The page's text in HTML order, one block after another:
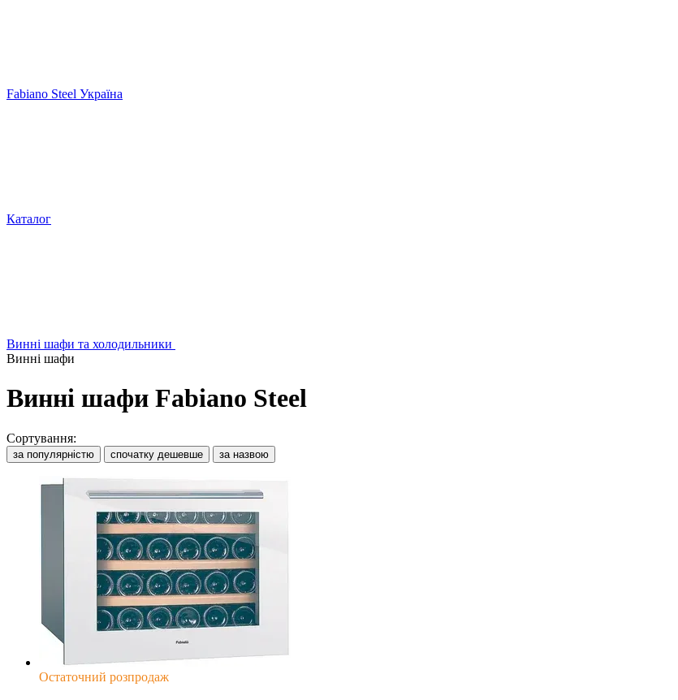
Fabiano Steel Україна
Каталог
Винні шафи та холодильники
Винні шафи
Винні шафи Fabiano Steel
Сортування:
за популярністю спочатку дешевше за назвою
Остаточний розпродаж